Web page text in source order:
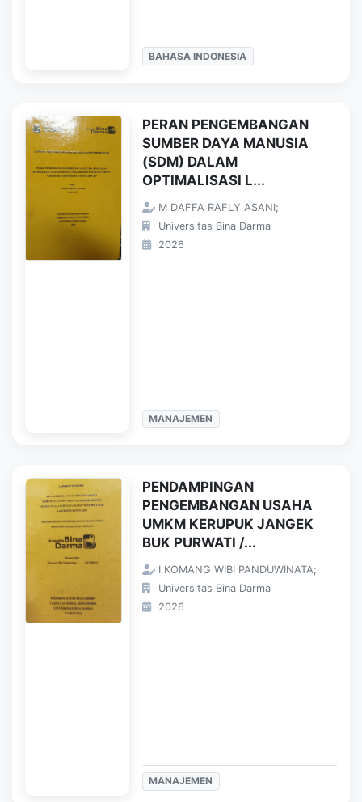
BAHASA INDONESIA
PERAN PENGEMBANGAN
SUMBER DAYA MANUSIA
(SDM) DALAM
OPTIMALISASI L...
M DAFFA RAFLY ASANI;
Universitas Bina Darma
2026
MANAJEMEN
PENDAMPINGAN
PENGEMBANGAN USAHA
UMKM KERUPUK JANGEK
BUK PURWATI /...
I KOMANG WIBI PANDUWINATA;
Universitas Bina Darma
2026
MANAJEMEN